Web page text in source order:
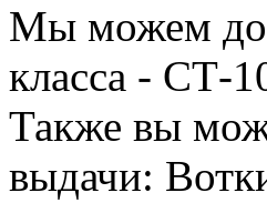
Мы можем
класса - СТ-
Также вы
выдачи: